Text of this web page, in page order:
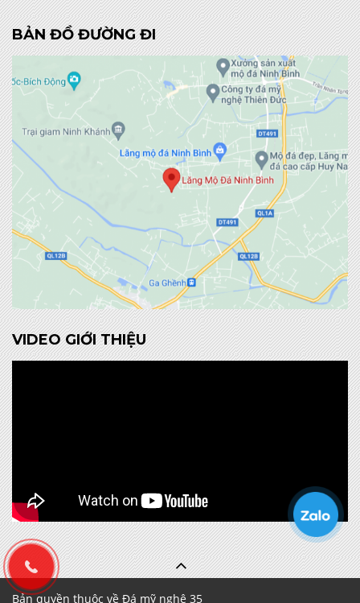
BẢN ĐỒ ĐƯỜNG ĐI
VIDEO GIỚI THIỆU
Bản quyền thuộc về Đá mỹ nghệ 35